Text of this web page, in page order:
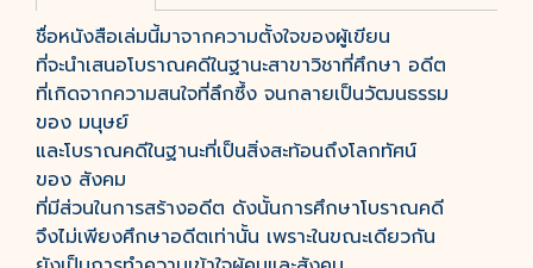
ชื่อหนังสือเล่มนี้มาจากความตั้งใจของผู้เขียน
ที่จะนำเสนอโบราณคดีในฐานะสาขาวิชาที่ศึกษา อดีต
ที่เกิดจากความสนใจที่ลึกซึ้ง จนกลายเป็นวัฒนธรรม
ของ มนุษย์
และโบราณคดีในฐานะที่เป็นสิ่งสะท้อนถึงโลกทัศน์
ของ สังคม
ที่มีส่วนในการสร้างอดีต ดังนั้นการศึกษาโบราณคดี
จึงไม่เพียงศึกษาอดีตเท่านั้น เพราะในขณะเดียวกัน